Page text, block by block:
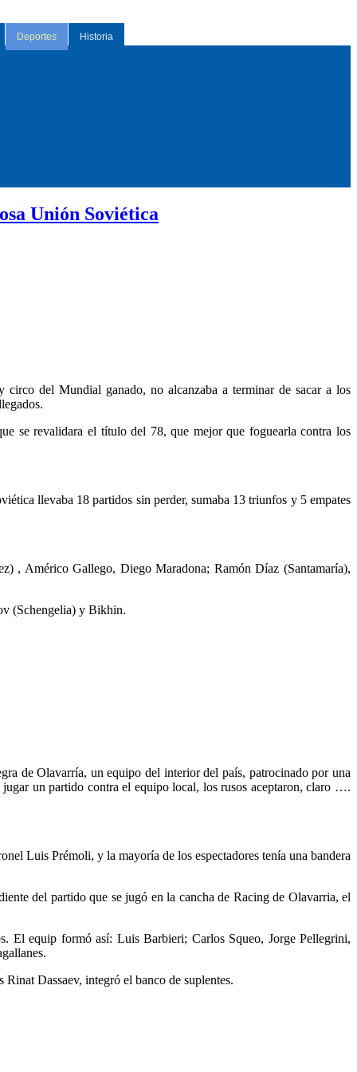
Deportes Historia
Unión Soviética
del Mundial ganado, no alcanzaba a terminar de sacar a los
se revalidara el título del 78, que mejor que foguearla contra los
llevaba 18 partidos sin perder, sumaba 13 triunfos y 5 empates
, Américo Gallego, Diego Maradona; Ramón Díaz (Santamaría),
(Schengelia) y Bikhin.
de Olavarría, un equipo del interior del país, patrocinado por una
un partido contra el equipo local, los rusos aceptaron, claro ….
Luis Prémoli, y la mayoría de los espectadores tenía una bandera
del partido que se jugó en la cancha de Racing de Olavarria, el
El equip formó así: Luis Barbieri; Carlos Squeo, Jorge Pellegrini,
Dassaev, integró el banco de suplentes.